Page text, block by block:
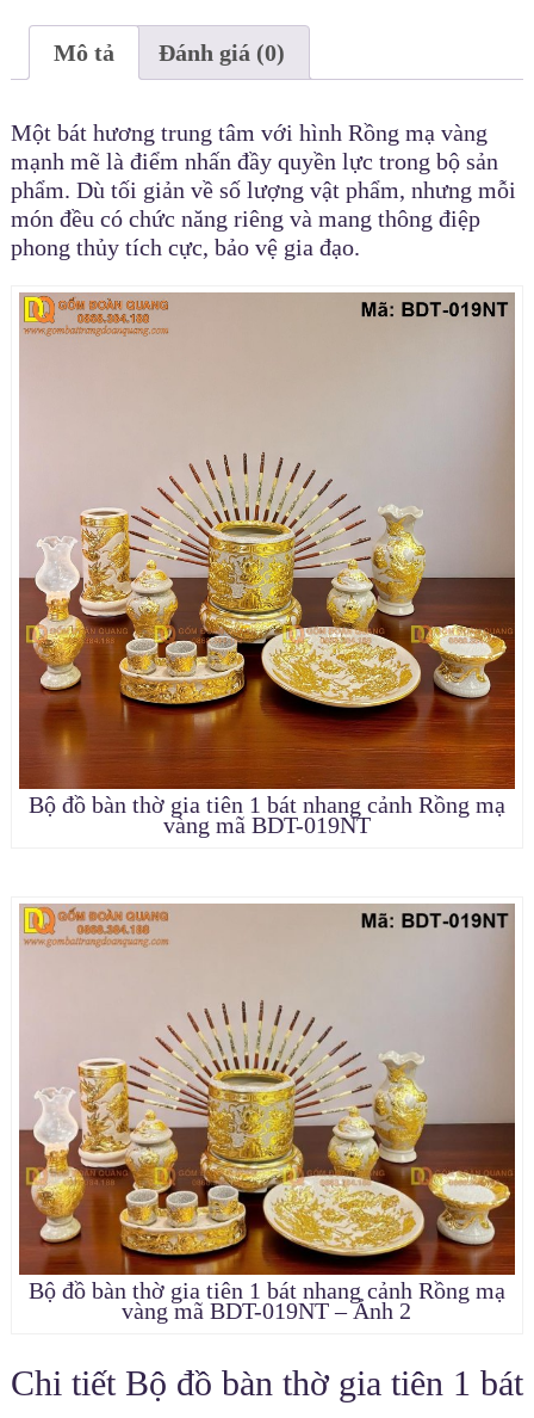
Mô tả Đánh giá (0)
Một bát hương trung tâm với hình Rồng mạ vàng
mạnh mẽ là điểm nhấn đầy quyền lực trong bộ sản
phẩm. Dù tối giản về số lượng vật phẩm, nhưng mỗi
món đều có chức năng riêng và mang thông điệp
phong thủy tích cực, bảo vệ gia đạo.
Bộ đồ bàn thờ gia tiên 1 bát nhang cảnh Rồng mạ
vàng mã BDT-019NT
Bộ đồ bàn thờ gia tiên 1 bát nhang cảnh Rồng mạ
vàng mã BDT-019NT – Ảnh 2
Chi tiết Bộ đồ bàn thờ gia tiên 1 bát